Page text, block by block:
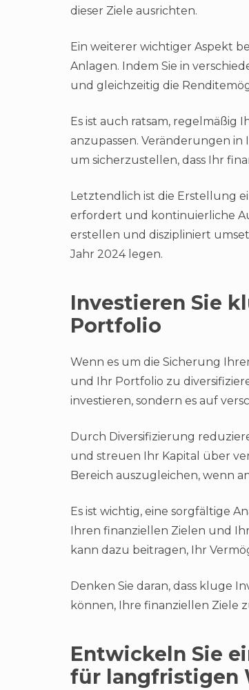
dieser Ziele ausrichten.
Ein weiterer wichtiger Aspekt
Anlagen. Indem Sie in
und gleichzeitig die
Es ist auch ratsam,
anzupassen. Veränderungen
um sicherzustellen, dass Ihr
Letztendlich ist die Erstellung
erfordert und kontinuierliche
erstellen und diszipliniert
Jahr 2024 legen.
Investieren Sie
Portfolio
Wenn es um die Sicherung
und Ihr Portfolio zu
investieren, sondern es auf
Durch Diversifizierung
und streuen Ihr Kapital über
Bereich auszugleichen, wenn
Es ist wichtig, eine sorgfältige
Ihren finanziellen Zielen und
kann dazu beitragen, Ihr
Denken Sie daran, dass kluge
können, Ihre finanziellen Ziele
Entwickeln Sie
für langfristigen